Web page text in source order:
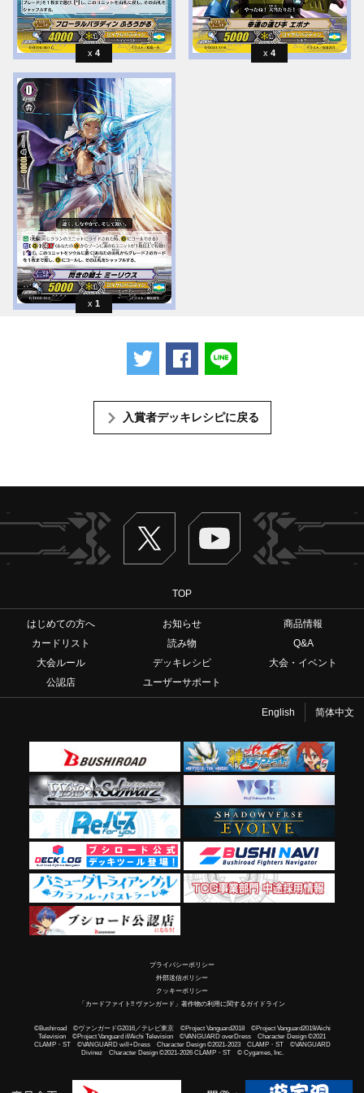
4 4
1
ツイートするFacebookでシェアする
入賞者デッキレシピに戻る
Twitter ヴァンガードch
TOP
はじめての方へ お知らせ
商品情報
カードリスト
読み物
Q&A
大会ルール
デッキレシピ
大会・イベント
公認店
ユーザーサポート
English 简体中文
プライバシーポリシー
外部送信ポリシー
クッキーポリシー
「カードファイト!! ヴァンガード」著作物の利用に関するガイドライン
©Bushiroad ©ヴァンガードG2016／テレビ東京 ©Project Vanguard2018 ©Project Vanguard2019/Aichi
Television ©Project Vanguard if/Aichi Television ©VANGUARD overDress Character Design ©2021
CLAMP・ST ©VANGUARD will+Dress Character Design ©2021-2023 CLAMP・ST ©VANGUARD
Divinez Character Design ©2021-2026 CLAMP・ST © Cygames, Inc.